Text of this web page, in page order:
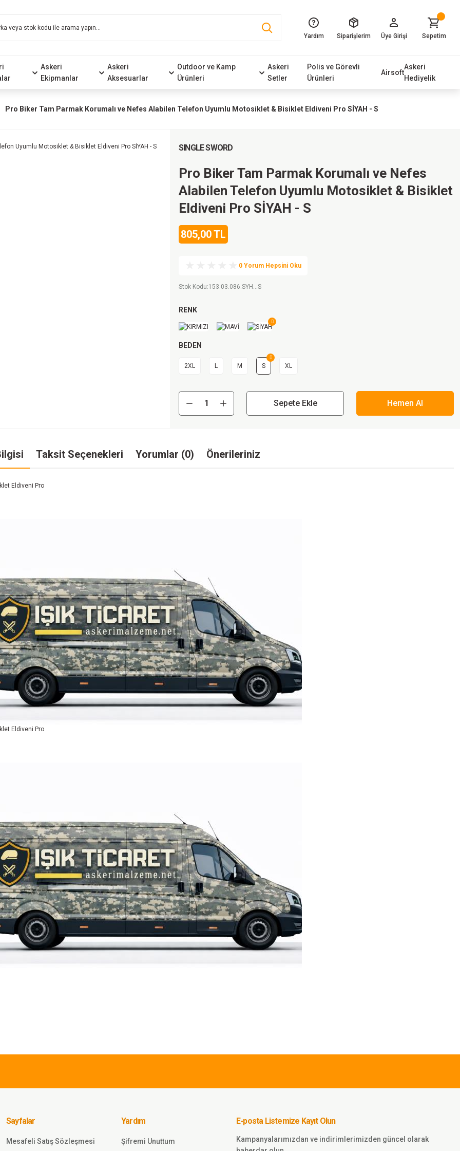
Yardım Siparişlerim Üye Girişi Sepetim
Askeri
Ekipmanlar
Askeri
Aksesuarlar
Outdoor ve Kamp
Ürünleri
Askeri
Setler
Polis ve Görevli
Ürünleri
Airsoft
Askeri
Hediyelik
Pro Biker Tam Parmak Korumalı ve Nefes Alabilen Telefon Uyumlu Motosiklet & Bisiklet Eldiveni Pro SİYAH - S
SINGLE SWORD
Pro Biker Tam Parmak Korumalı ve Nefes
Alabilen Telefon Uyumlu Motosiklet & Bisiklet
Eldiveni Pro SİYAH - S
805,00 TL
0 Yorum Hepsini Oku
Stok Kodu:153.03.086.SYH...S
RENK
BEDEN
2XL L M S XL
Sepete Ekle Hemen Al
Taksit Seçenekleri Yorumlar (0) Önerileriniz
Eldiveni Pro
Eldiveni Pro
Gönder
Sepete Ekle
Sayfalar
Mesafeli Satış Sözleşmesi
Yardım
Şifremi Unuttum
E-posta Listemize Kayıt Olun
Kampanyalarımızdan ve indirimlerimizden güncel olarak